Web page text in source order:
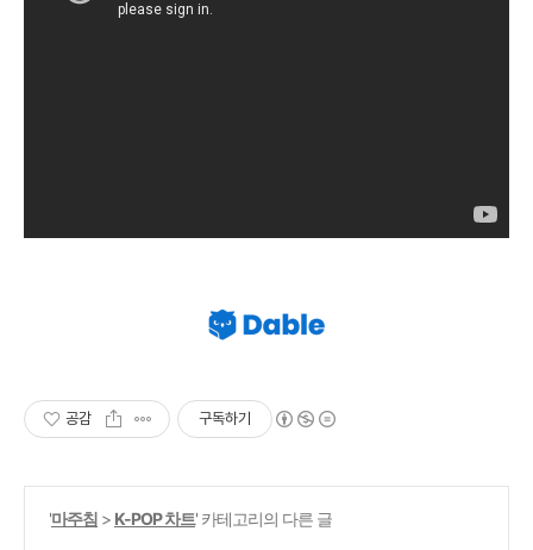
공감 구독하기
'마주침 > K-POP 차트' 카테고리의 다른 글